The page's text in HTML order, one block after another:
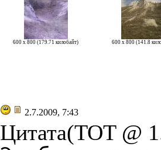
600 x 800 (179.71 килобайт) 600 x 800 (141.8
2.7.2009, 7:43
Цитата(TOT @